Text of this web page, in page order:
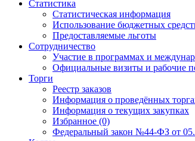
Статистика
Статистическая информация
Использование бюджетных
Предоставляемые льготы
Сотрудничество
Участие в программах и
Официальные визиты и рабочие
Торги
Реестр заказов
Информация о проведённых
Информация о текущих закупках
Избранное (0)
Федеральный закон №44-ФЗ от